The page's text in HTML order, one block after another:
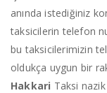
anında istediğiniz
taksicilerin telefon
bu taksicilerimizin
oldukça uygun bir
Hakkari Taksi